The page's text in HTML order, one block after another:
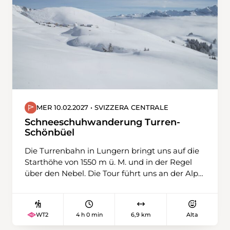
MER 10.02.2027 • SVIZZERA CENTRALE
Schneeschuhwanderung Turren-
Schönbüel
Die Turrenbahn in Lungern bringt uns auf die
Starthöhe von 1550 m ü. M. und in der Regel
über den Nebel. Die Tour führt uns an der Alp
wunderbaren Blick weit ins Mittelland und in
die Berner Alpen belohnt. Weiter geht es zum
WT2 4 h 0 min 6,9 km Alta